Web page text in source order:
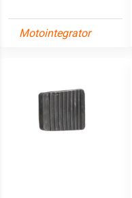
Motointegrator